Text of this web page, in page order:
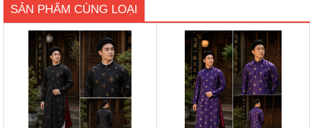
SẢN PHẨM CÙNG LOẠI